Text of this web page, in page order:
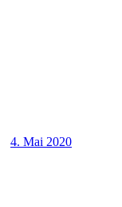
4. Mai 2020